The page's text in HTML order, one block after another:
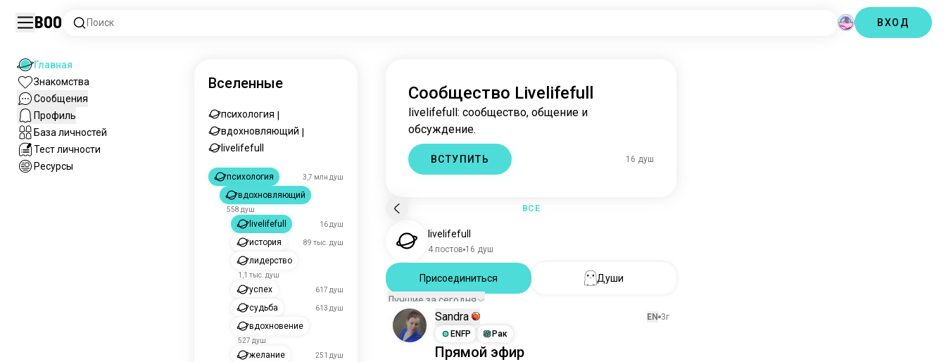
Boo Поиск ВХОД
Главная
Знакомства
Сообщения
Профиль
База личностей
Тест личности
Ресурсы
Вселенные
психология
вдохновляющий
livelifefull
психология 3,7 млн душ
вдохновляющий
558 душ
livelifefull 16 душ
история 89 тыс. душ
лидерство
1,1 тыс. душ
успех 617 душ
судьба 613 душ
вдохновение
527 душ
желание 251 душ
Сообщество Livelifefull
livelifefull: сообщество, общение и
обсуждение.
ВСТУПИТЬ 16 душ
ВСЕ
livelifefull
4 постов 16 душ
Присоединиться
Души
Лучшие за сегодня
Sandra EN 3г
ENFP
Рак
Прямой эфир